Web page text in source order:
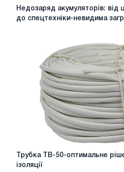
Недозаряд
акумуляторів:
спецтехніки-
невидима
загроза
виробництву
Недозаряд акумуляторів: від
до спецтехніки-невидима
Трубка
ТВ-50-
Трубка ТВ-50-оптимальне
ізоляції